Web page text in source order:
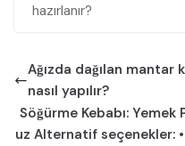
hazırlanır?
Ağızda dağılan
nasıl yapılır?
Söğürme Kebabı:
uz Alternatif seçenekler: